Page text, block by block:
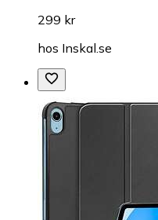
299 kr
hos Inskal.se